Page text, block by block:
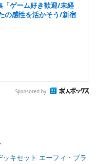
「ゲーム好き歓迎/未経
の感性を活かそう/新宿
Sponsored by
ッキセット エーフィ・ブラ